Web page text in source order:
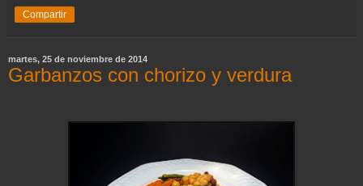
Compartir
martes, 25 de noviembre de 2014
Garbanzos con chorizo y verdura